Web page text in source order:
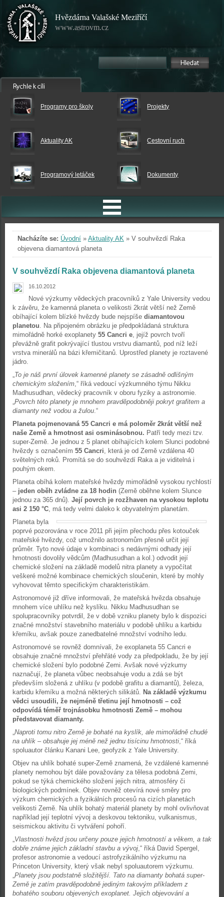
Hvězdárna Valašské Meziříčí
www.astrovm.cz
Programy pro školy Projekty
Aktuality AK Cestovní ruch
Programový letáček Dokumenty
Nacházíte se: Úvodní » Aktuality AK » V souhvězdí Raka
objevena diamantová planeta
V souhvězdí Raka objevena diamantová planeta
16.10.2012
Nové výzkumy vědeckých pracovníků z Yale University vedou
k závěru, že kamenná planeta o velikosti 2krát větší než Země
obíhající kolem blízké hvězdy bude nejspíše diamantovou
planetou. Na připojeném obrázku je předpokládaná struktura
mimořádně horké exoplanety 55 Cancri e, jejíž povrch tvoří
převážně grafit pokrývající tlustou vrstvu diamantů, pod níž leží
vrstva minerálů na bázi křemičitanů. Uprostřed planety je roztavené
jádro.
„To je náš první úlovek kamenné planety se zásadně odlišným
chemickým složením,“ říká vedoucí výzkumného týmu Nikku
Madhusudhan, vědecký pracovník v oboru fyziky a astronomie.
„Povrch této planety je mnohem pravděpodobněji pokryt grafitem a
diamanty než vodou a žulou.“
Planeta pojmenovaná 55 Cancri e má poloměr 2krát větší než
naše Země a hmotnost asi osminásobnou. Patří tedy mezi tzv.
super-Země. Je jednou z 5 planet obíhajících kolem Slunci podobné
hvězdy s označením 55 Cancri, která je od Země vzdálena 40
světelných roků. Promítá se do souhvězdí Raka a je viditelná i
pouhým okem.
Planeta obíhá kolem mateřské hvězdy mimořádně vysokou rychlostí
– jeden oběh zvládne za 18 hodin (Země oběhne kolem Slunce
jednou za 365 dnů). Její povrch je rozžhaven na vysokou teplotu
asi 2 150 °C, má tedy velmi daleko k obyvatelným planetám.
Planeta byla
poprvé pozorována v roce 2011 při jejím přechodu přes kotouček
mateřské hvězdy, což umožnilo astronomům přesně určit její
průměr. Tyto nové údaje v kombinaci s nedávnými odhady její
hmotnosti dovolily vědcům (Madhusudhan a kol.) odvodit její
chemické složení na základě modelů nitra planety a vypočítat
veškeré možné kombinace chemických sloučenin, které by mohly
vyhovovat těmto specifickým charakteristikám.
Astronomové již dříve informovali, že mateřská hvězda obsahuje
mnohem více uhlíku než kyslíku. Nikku Madhusudhan se
spolupracovníky potvrdil, že v době vzniku planety bylo k dispozici
značné množství stavebního materiálu v podobě uhlíku a karbidu
křemíku, avšak pouze zanedbatelné množství vodního ledu.
Astronomové se rovněž domnívali, že exoplaneta 55 Cancri e
obsahuje značné množství přehřáté vody za předpokladu, že by její
chemické složení bylo podobné Zemi. Avšak nové výzkumy
naznačují, že planeta vůbec neobsahuje vodu a zdá se být
především složená z uhlíku (v podobě grafitu a diamantů), železa,
karbidu křemíku a možná některých silikátů. Na základě výzkumu
vědci usoudili, že nejméně třetinu její hmotnosti – což
odpovídá téměř trojnásobku hmotnosti Země – mohou
představovat diamanty.
„Naproti tomu nitro Země je bohaté na kyslík, ale mimořádně chudé
na uhlík – obsahuje jej méně než jednu tisícinu hmotnosti,“ říká
spoluautor článku Kanani Lee, geofyzik z Yale University.
Objev na uhlík bohaté super-Země znamená, že vzdálené kamenné
planety nemohou být dále považovány za tělesa podobná Zemi,
pokud se týká chemického složení jejich nitra, atmosféry či
biologických podmínek. Objev rovněž otevírá nové směry pro
výzkum chemických a fyzikálních procesů na cizích planetách
velikosti Země. Na uhlík bohatý materiál planety by mohl ovlivňovat
například její teplotní vývoj a deskovou tektoniku, vulkanismus,
seismickou aktivitu či vytváření pohoří.
„Vlastnosti hvězd jsou určeny pouze jejich hmotností a věkem, a tak
dobře známe jejich základní stavbu a vývoj,“ říká David Spergel,
profesor astronomie a vedoucí astrofyzikálního výzkumu na
Princeton University, který však nebyl spoluautorem výzkumu.
„Planety jsou podstatně složitější. Tato na diamanty bohatá super-
Země je zatím pravděpodobně jediným takovým příkladem z
bohatého souboru objevených exoplanet. Jejich objevování a